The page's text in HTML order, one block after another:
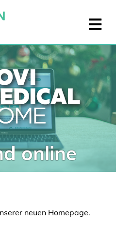
online
neuen Homepage.